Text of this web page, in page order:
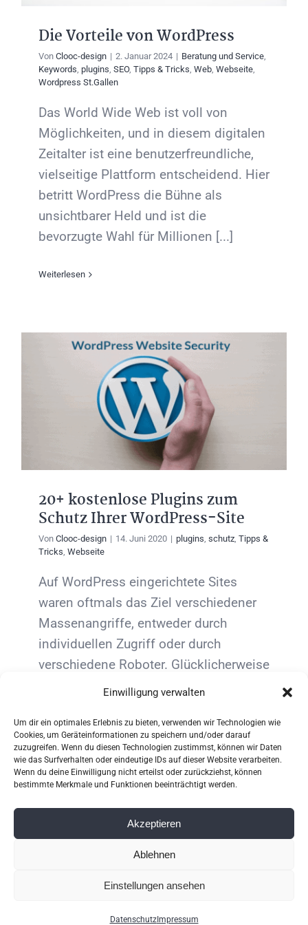
Einwilligung verwalten
Um dir ein optimales Erlebnis zu bieten, verwenden wir Technologien wie
Cookies, um Geräteinformationen zu speichern und/oder darauf
zuzugreifen. Wenn du diesen Technologien zustimmst, können wir Daten
wie das Surfverhalten oder eindeutige IDs auf dieser Website verarbeiten.
Wenn du deine Einwilligung nicht erteilst oder zurückziehst, können
bestimmte Merkmale und Funktionen beeinträchtigt werden.
Akzeptieren
Ablehnen
Einstellungen ansehen
DatenschutzImpressum
Die Vorteile von WordPress
Von Clooc-design | 2. Januar 2024 | Beratung und Service,
Keywords, plugins, SEO, Tipps & Tricks, Web, Webseite,
Wordpress St.Gallen
Das World Wide Web ist voll von
Möglichkeiten, und in diesem digitalen
Zeitalter ist eine benutzerfreundliche,
vielseitige Plattform entscheidend. Hier
betritt WordPress die Bühne als
unsichtbarer Held und ist die
bevorzugte Wahl für Millionen [...]
Weiterlesen
20+ kostenlose Plugins zum
Schutz Ihrer WordPress-Site
Von Clooc-design | 14. Juni 2020 | plugins, schutz, Tipps &
Tricks, Webseite
Auf WordPress eingerichtete Sites
waren oftmals das Ziel verschiedener
Massenangriffe, entweder durch
individuellen Zugriff oder durch
verschiedene Roboter. Glücklicherweise
bietet Site Protection zahlreiche
kostenlos heruntergeladen und
installiert [...]
Weiterlesen